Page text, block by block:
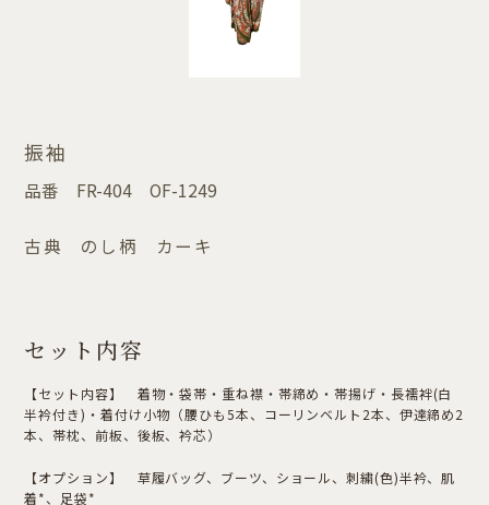
振袖
品番 FR-404 OF-1249
古典 のし柄 カーキ
セット内容
【セット内容】 着物・袋帯・重ね襟・帯締め・帯揚げ・長襦袢(白
半衿付き)・着付け小物（腰ひも5本、コーリンベルト2本、伊達締め2
本、帯枕、前板、後板、衿芯）
【オプション】 草履バッグ、ブーツ、ショール、刺繍(色)半衿、肌
着*、足袋*